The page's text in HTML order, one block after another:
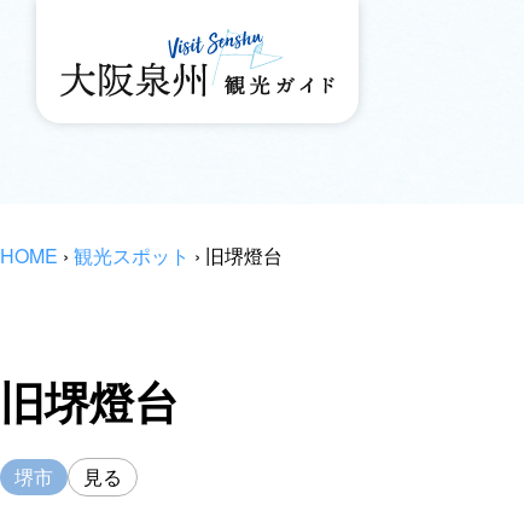
HOME › 観光スポット › 旧堺燈台
旧堺燈台
堺市 見る